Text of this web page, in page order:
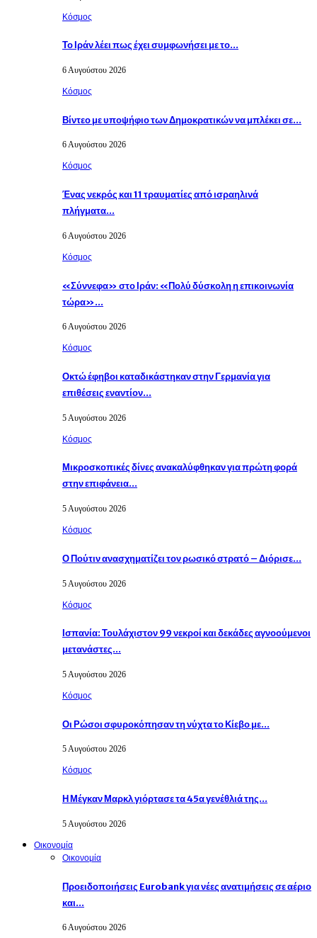
Κόσμος
Το Ιράν λέει πως έχει συμφωνήσει με το…
6 Αυγούστου 2026
Κόσμος
Βίντεο με υποψήφιο των Δημοκρατικών να μπλέκει σε…
6 Αυγούστου 2026
Κόσμος
Ένας νεκρός και 11 τραυματίες από ισραηλινά
πλήγματα…
6 Αυγούστου 2026
Κόσμος
«Σύννεφα» στο Ιράν: «Πολύ δύσκολη η επικοινωνία
τώρα»…
6 Αυγούστου 2026
Κόσμος
Οκτώ έφηβοι καταδικάστηκαν στην Γερμανία για
επιθέσεις εναντίον…
5 Αυγούστου 2026
Κόσμος
Μικροσκοπικές δίνες ανακαλύφθηκαν για πρώτη φορά
στην επιφάνεια…
5 Αυγούστου 2026
Κόσμος
Ο Πούτιν ανασχηματίζει τον ρωσικό στρατό – Διόρισε…
5 Αυγούστου 2026
Κόσμος
Ισπανία: Τουλάχιστον 99 νεκροί και δεκάδες αγνοούμενοι
μετανάστες…
5 Αυγούστου 2026
Κόσμος
Οι Ρώσοι σφυροκόπησαν τη νύχτα το Κίεβο με…
5 Αυγούστου 2026
Κόσμος
Η Μέγκαν Μαρκλ γιόρτασε τα 45α γενέθλιά της…
5 Αυγούστου 2026
Οικονομία
Οικονομία
Προειδοποιήσεις Eurobank για νέες ανατιμήσεις σε αέριο
και…
6 Αυγούστου 2026